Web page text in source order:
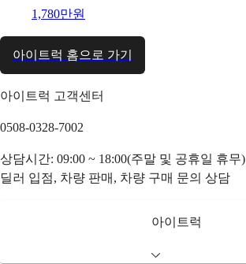
1,780만원
아이트럭 홈으로 가기
아이트럭 고객센터
0508-0328-7002
상담시간: 09:00 ~ 18:00(주말 및 공휴일 휴무)
딜러 입점, 차량 판매, 차량 구매 문의 상담
아이트럭